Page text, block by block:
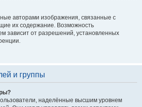
авторами изображения, связанные с
их содержание. Возможность
зависит от разрешений, установленных
и группы
наделённые высшим уровнем